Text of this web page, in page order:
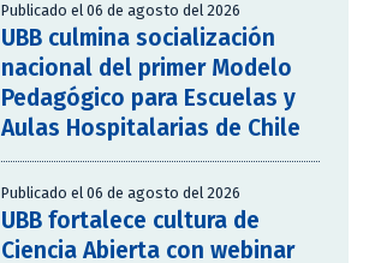
Publicado el 06 de agosto del 2026
UBB culmina socialización
nacional del primer Modelo
Pedagógico para Escuelas y
Aulas Hospitalarias de Chile
Publicado el 06 de agosto del 2026
UBB fortalece cultura de
Ciencia Abierta con webinar